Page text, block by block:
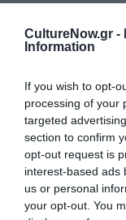
CultureNow.gr -
Information
If you wish to opt-
processing of your
targeted
section to confirm
opt-out request is
interest-based ads
us or personal
your opt-out. You
ΔΙΑΛΕΞΕΙΣ - ΟΜΙΛΙΕΣ
ΠΕΡΙΠΕΤΕΙΑ -
Newsletter
Κάθε βδομάδα
την Τέχνη και